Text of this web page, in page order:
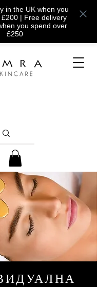
in the UK when you
| Free delivery
you spend over
£250